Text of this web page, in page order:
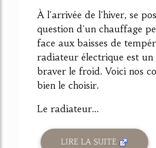
À l'arrivée de l'hiver, se
question d'un chauffage
face aux baisses de
radiateur électrique est
braver le froid. Voici nos
bien le choisir.
Le radiateur...
LIRE LA SUITE